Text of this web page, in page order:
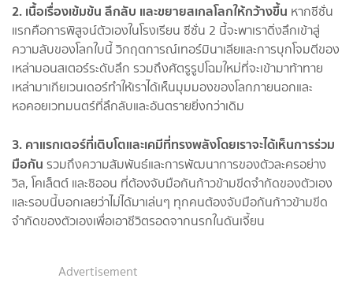
2. เนื้อเรื่องเข้มข้น ลึกลับ และขยายสเกลโลกให้กว้างขึ้น หากซีซั่น
แรกคือการพิสูจน์ตัวเองในโรงเรียน ซีซั่น 2 นี้จะพาเราดิ่งลึกเข้าสู่
ความลับของโลกใบนี้ วิกฤตการณ์เทอร์มินาเลียและการบุกโจมตีของ
เหล่ามอนสเตอร์ระดับลึก รวมถึงศัตรูรูปโฉมใหม่ที่จะเข้ามาท้าทาย
เหล่ามาเกียเวนเดอร์ทำให้เราได้เห็นมุมมองของโลกภายนอกและ
หอคอยเวทมนตร์ที่ลึกลับและอันตรายยิ่งกว่าเดิม
3. คาแรกเตอร์ที่เติบโตและเคมีที่ทรงพลังโดยเราจะได้เห็นการร่วม
มือกัน รวมถึงความสัมพันธ์และการพัฒนาการของตัวละครอย่าง
วิล, โคเล็ตต์ และซิออน ที่ต้องจับมือกันก้าวข้ามขีดจำกัดของตัวเอง
และรอบนี้บอกเลยว่าไม่ได้มาเล่นๆ ทุกคนต้องจับมือกันก้าวข้ามขีด
จำกัดของตัวเองเพื่อเอาชีวิตรอดจากนรกในดันเจี้ยน
Advertisement